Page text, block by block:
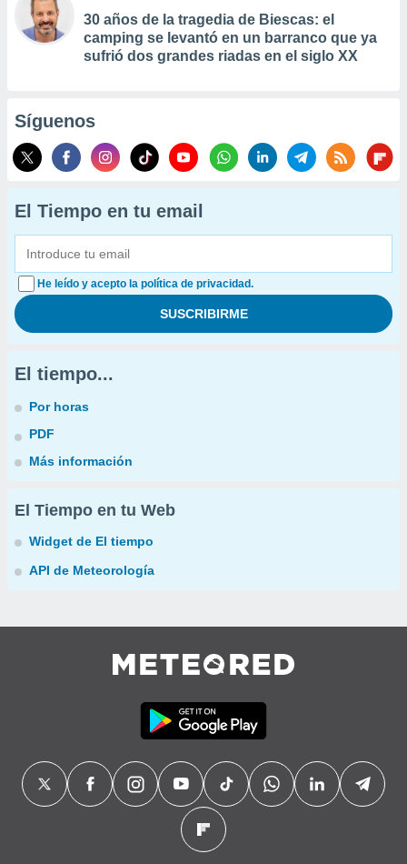
30 años de la tragedia de Biescas: el
camping se levantó en un barranco que ya
sufrió dos grandes riadas en el siglo XX
Síguenos
El Tiempo en tu email
He leído y acepto la política de privacidad.
El tiempo...
Por horas
PDF
Más información
El Tiempo en tu Web
Widget de El tiempo
API de Meteorología